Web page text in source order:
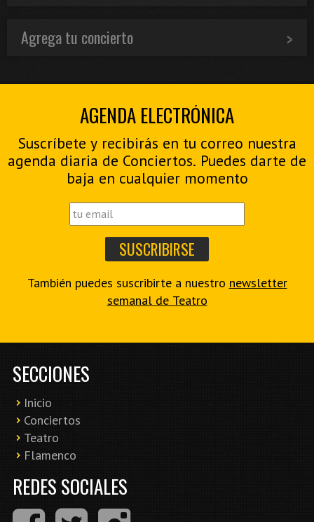
Agrega tu concierto
AGENDA ELECTRÓNICA
Suscríbete y recibirás en tu correo nuestra
agenda diaria de Conciertos. Puedes darte de
baja en cualquier momento
También puedes suscribirte a nuestro newsletter
semanal de Teatro
SECCIONES
Inicio
Conciertos
Teatro
Flamenco
REDES SOCIALES